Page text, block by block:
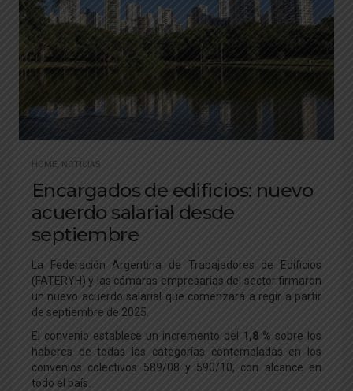
HOME, NOTICIAS
Encargados de edificios: nuevo
acuerdo salarial desde
septiembre
La Federación Argentina de Trabajadores de Edificios
(FATERYH) y las cámaras empresarias del sector firmaron
un nuevo acuerdo salarial que comenzará a regir a partir
de septiembre de 2025.
El convenio establece un incremento del
1,8 % sobre los
haberes de todas las categorías contempladas en los
convenios colectivos 589/08 y 590/10, con alcance en
todo el país.